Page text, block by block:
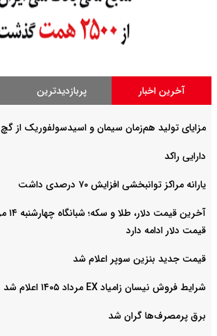
آخرین اخبار پربازدیدترین
مزایای تولید هم‌زمان سیمان و اسیدسولفوریک از گچ
دارایی راکد
یارانه مراکز توانبخشی افزایش ۷۰ درصدی داشت
قیمت دلار ادامه دارد
قیمت جدید بنزین سوپر اعلام شد
شرایط فروش نیسان زامیاد EX مرداد ۱۴۰۵ اعلام شد
برق پرمصرف‌ها گران شد